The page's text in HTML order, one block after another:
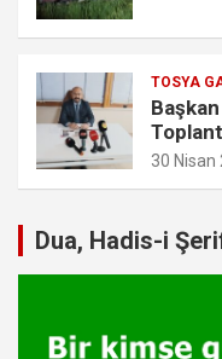
TOSYA
30 Nisan
Dua, Hadis-i